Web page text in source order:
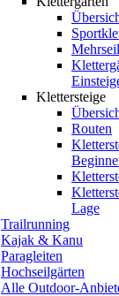
Klettersteige
Routen
Lage
Trailrunning
Kajak & Kanu
Paragleiten
Hochseilgärten
Alle Outdoor-